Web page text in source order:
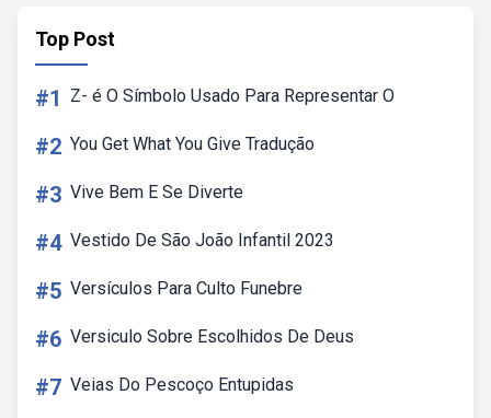
Top Post
#1 Z- é O Símbolo Usado Para Representar O
#2 You Get What You Give Tradução
#3 Vive Bem E Se Diverte
#4 Vestido De São João Infantil 2023
#5 Versículos Para Culto Funebre
#6 Versiculo Sobre Escolhidos De Deus
#7 Veias Do Pescoço Entupidas